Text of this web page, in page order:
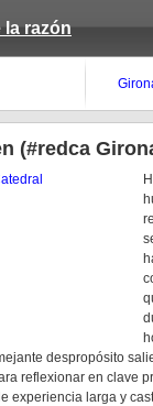
la razón
(#redca
despropósito
reflexionar en clave
experiencia larga y